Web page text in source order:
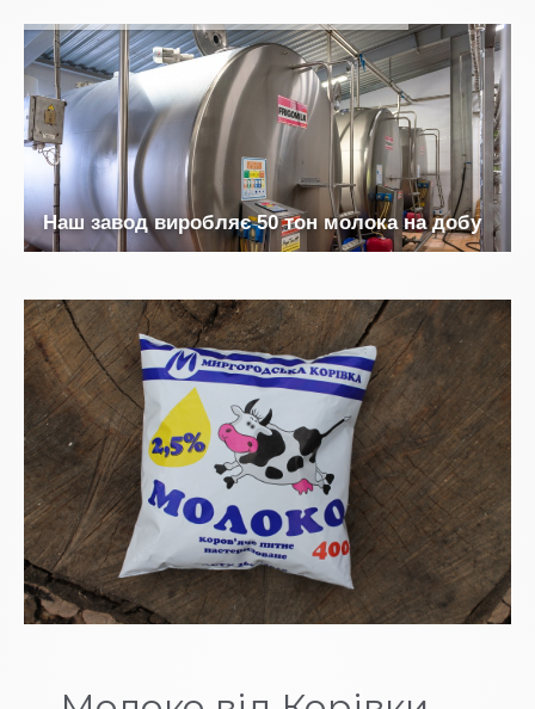
Наш завод виробляє 50 тон молока на добу